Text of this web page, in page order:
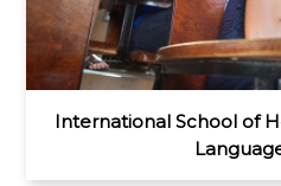
International School of